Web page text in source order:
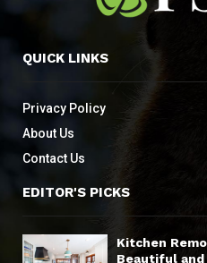
QUICK LINKS
Privacy Policy
About Us
Contact Us
EDITOR'S PICKS
Kitchen
Beautiful and